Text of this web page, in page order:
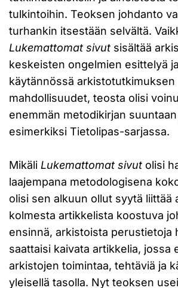
tulkintoihin. Teoksen johdanto
turhankin itsestään selvältä.
Lukemattomat sivut sisältää
keskeisten ongelmien esittelyä
käytännössä arkistotutkimuksen
mahdollisuudet, teosta olisi
enemmän metodikirjan
esimerkiksi Tietolipas-sarjassa.
Mikäli Lukemattomat sivut olisi
laajempana metodologisena
olisi sen alkuun ollut syytä liittää
kolmesta artikkelista koostuva
ensinnä, arkistoista perustietoja
saattaisi kaivata artikkelia, jossa
arkistojen toimintaa, tehtäviä ja
yleisellä tasolla. Nyt teoksen